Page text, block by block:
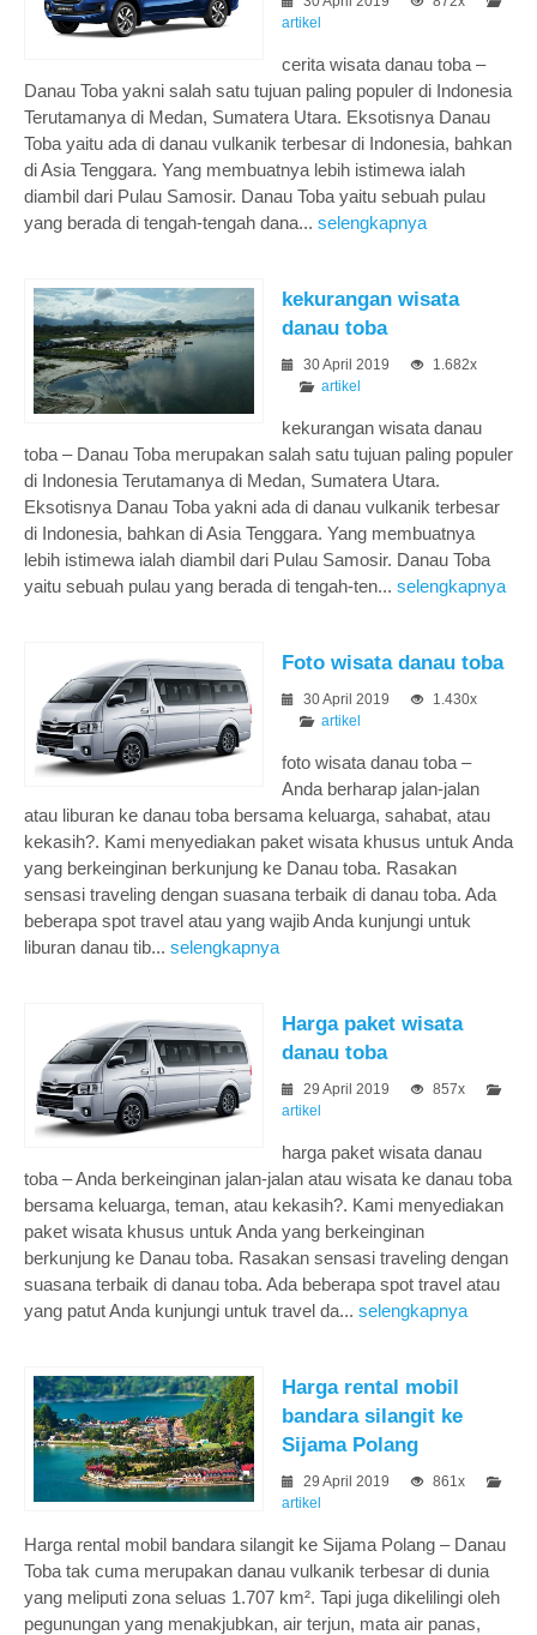
artikel
cerita wisata danau toba –
Danau Toba yakni salah satu tujuan paling populer di Indonesia
Terutamanya di Medan, Sumatera Utara. Eksotisnya Danau
Toba yaitu ada di danau vulkanik terbesar di Indonesia, bahkan
di Asia Tenggara. Yang membuatnya lebih istimewa ialah
diambil dari Pulau Samosir. Danau Toba yaitu sebuah pulau
yang berada di tengah-tengah dana... selengkapnya
kekurangan wisata
danau toba
30 April 2019
1.682x
artikel
kekurangan wisata danau
toba – Danau Toba merupakan salah satu tujuan paling populer
di Indonesia Terutamanya di Medan, Sumatera Utara.
Eksotisnya Danau Toba yakni ada di danau vulkanik terbesar
di Indonesia, bahkan di Asia Tenggara. Yang membuatnya
lebih istimewa ialah diambil dari Pulau Samosir. Danau Toba
yaitu sebuah pulau yang berada di tengah-ten... selengkapnya
Foto wisata danau toba
30 April 2019
1.430x
artikel
foto wisata danau toba –
Anda berharap jalan-jalan
atau liburan ke danau toba bersama keluarga, sahabat, atau
kekasih?. Kami menyediakan paket wisata khusus untuk Anda
yang berkeinginan berkunjung ke Danau toba. Rasakan
sensasi traveling dengan suasana terbaik di danau toba. Ada
beberapa spot travel atau yang wajib Anda kunjungi untuk
liburan danau tib... selengkapnya
Harga paket wisata
danau toba
29 April 2019
857x
artikel
harga paket wisata danau
toba – Anda berkeinginan jalan-jalan atau wisata ke danau toba
bersama keluarga, teman, atau kekasih?. Kami menyediakan
paket wisata khusus untuk Anda yang berkeinginan
berkunjung ke Danau toba. Rasakan sensasi traveling dengan
suasana terbaik di danau toba. Ada beberapa spot travel atau
yang patut Anda kunjungi untuk travel da... selengkapnya
Harga rental mobil
bandara silangit ke
Sijama Polang
29 April 2019
861x
artikel
Harga rental mobil bandara silangit ke Sijama Polang – Danau
Toba tak cuma merupakan danau vulkanik terbesar di dunia
yang meliputi zona seluas 1.707 km². Tapi juga dikelilingi oleh
pegunungan yang menakjubkan, air terjun, mata air panas,